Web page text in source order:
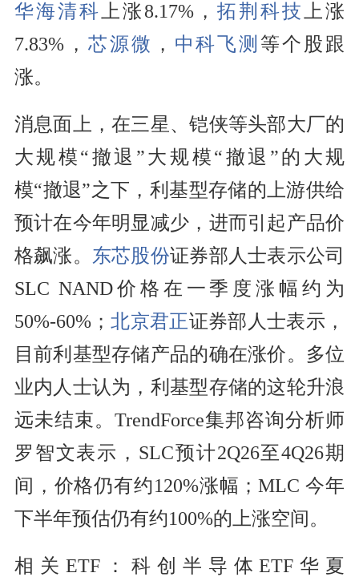
华海清科上涨8.17%，拓荆科技上涨
7.83%， 芯源微 ， 中科飞测 等个股跟
涨。
消息面上，在三星、铠侠等头部大厂的
大规模“撤退”大规模“撤退”的大规
模“撤退”之下，利基型存储的上游供给
预计在今年明显减少，进而引起产品价
格飙涨。 东芯股份证券部人士表示公司
SLC NAND价格在一季度涨幅约为
50%-60%； 北京君正证券部人士表示，
目前利基型存储产品的确在涨价。多位
业内人士认为，利基型存储的这轮升浪
远未结束。TrendForce集邦咨询分析师
罗智文表示，SLC预计2Q26至4Q26期
间，价格仍有约120%涨幅；MLC 今年
下半年预估仍有约100%的上涨空间。
相关ETF：科创半导体ETF华夏